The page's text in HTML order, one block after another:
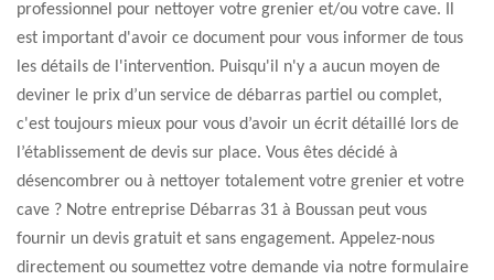
professionnel pour nettoyer votre grenier et/ou votre cave. Il
est important d'avoir ce document pour vous informer de tous
les détails de l'intervention. Puisqu'il n'y a aucun moyen de
deviner le prix d’un service de débarras partiel ou complet,
c'est toujours mieux pour vous d’avoir un écrit détaillé lors de
l’établissement de devis sur place. Vous êtes décidé à
désencombrer ou à nettoyer totalement votre grenier et votre
cave ? Notre entreprise Débarras 31 à Boussan peut vous
fournir un devis gratuit et sans engagement. Appelez-nous
directement ou soumettez votre demande via notre formulaire